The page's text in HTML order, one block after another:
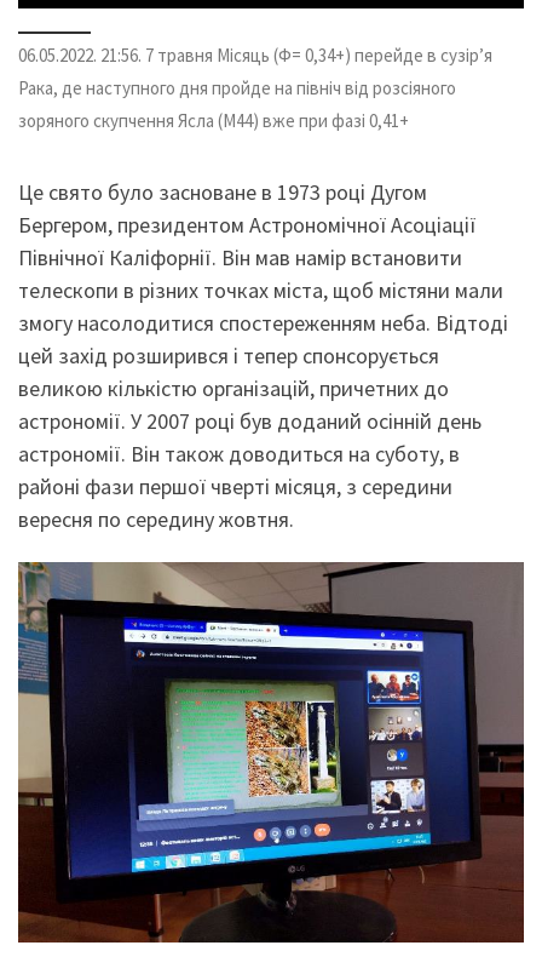
06.05.2022. 21:56. 7 травня Місяць (Ф= 0,34+) перейде в сузір’я
Рака, де наступного дня пройде на північ від розсіяного
зоряного скупчення Ясла (М44) вже при фазі 0,41+
Це свято було засноване в 1973 році Дугом
Бергером, президентом Астрономічної Асоціації
Північної Каліфорнії. Він мав намір встановити
телескопи в різних точках міста, щоб містяни мали
змогу насолодитися спостереженням неба. Відтоді
цей захід розширився і тепер спонсорується
великою кількістю організацій, причетних до
астрономії. У 2007 році був доданий осінній день
астрономії. Він також доводиться на суботу, в
районі фази першої чверті місяця, з середини
вересня по середину жовтня.